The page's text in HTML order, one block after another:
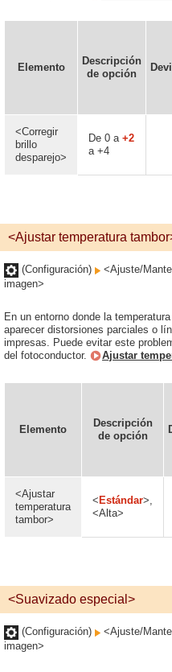
Elemento
Descripción
de opción
<Corregir
brillo
desparejo>
De 0 a +2
a +4
<Ajustar temperatura
(Configuración) <Ajuste/
imagen>
En un entorno donde la
aparecer distorsiones parciales o
impresas. Puede evitar este
del fotoconductor.
Ajustar
Elemento
Descripción
de opción
<Ajustar
temperatura
tambor>
< Estándar>,
<Alta>
<Suavizado especial>
(Configuración) <Ajuste/
imagen>